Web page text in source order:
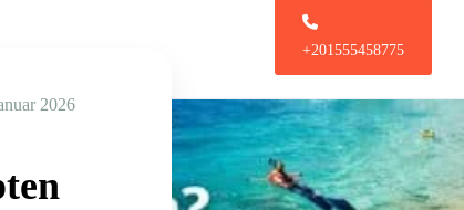
+201555458775
2026